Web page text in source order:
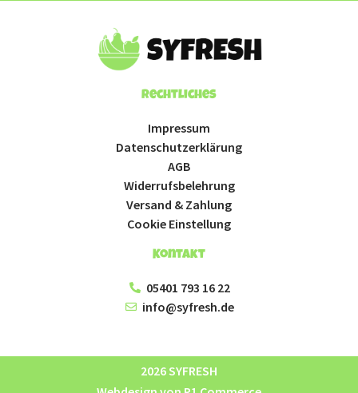
Rechtliches
Impressum
Datenschutzerklärung
AGB
Widerrufsbelehrung
Versand & Zahlung
Cookie Einstellung
Kontakt
05401 793 16 22
info@syfresh.de
2026 SYFRESH